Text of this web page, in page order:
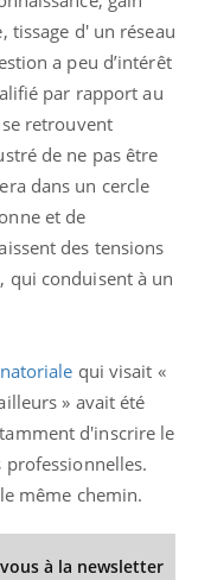
tissage d' un réseau
a peu d’intérêt
par rapport au
retrouvent
de ne pas être
dans un cercle
et de
des tensions
qui conduisent à un
qui visait «
» avait été
d'inscrire le
même chemin.
à la newsletter